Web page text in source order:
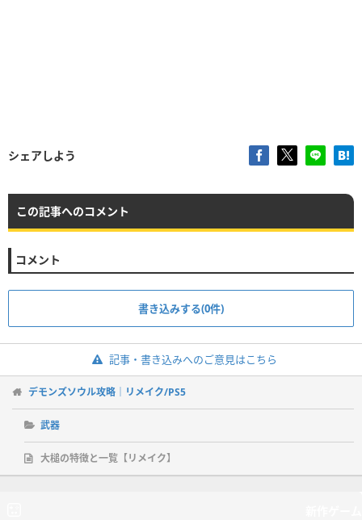
シェアしよう
この記事へのコメント
コメント
書き込みする(0件)
記事・書き込みへのご意見はこちら
デモンズソウル攻略｜リメイク/PS5
武器
大槌の特徴と一覧【リメイク】